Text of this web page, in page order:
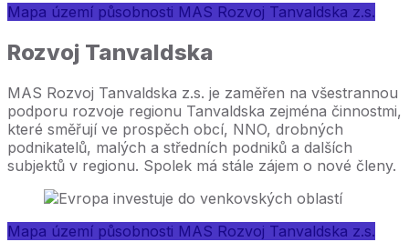
Mapa území působnosti MAS Rozvoj Tanvaldska z.s.
Rozvoj Tanvaldska
MAS Rozvoj Tanvaldska z.s. je zaměřen na všestrannou
podporu rozvoje regionu Tanvaldska zejména činnostmi,
které směřují ve prospěch obcí, NNO, drobných
podnikatelů, malých a středních podniků a dalších
subjektů v regionu. Spolek má stále zájem o nové členy.
Mapa území působnosti MAS Rozvoj Tanvaldska z.s.